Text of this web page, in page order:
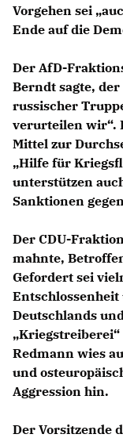
Vorgehen sei
Ende auf die
Der AfD-
Berndt sagte,
russischer
verurteilen wir“.
Mittel zur
Hilfe für
unterstützen
Sanktionen
Der CDU-
mahnte,
Gefordert sei
Entschlossenheit
Deutschlands
Kriegstreiberei“
Redmann wies
und
Aggression hin.
Der Vorsitzende